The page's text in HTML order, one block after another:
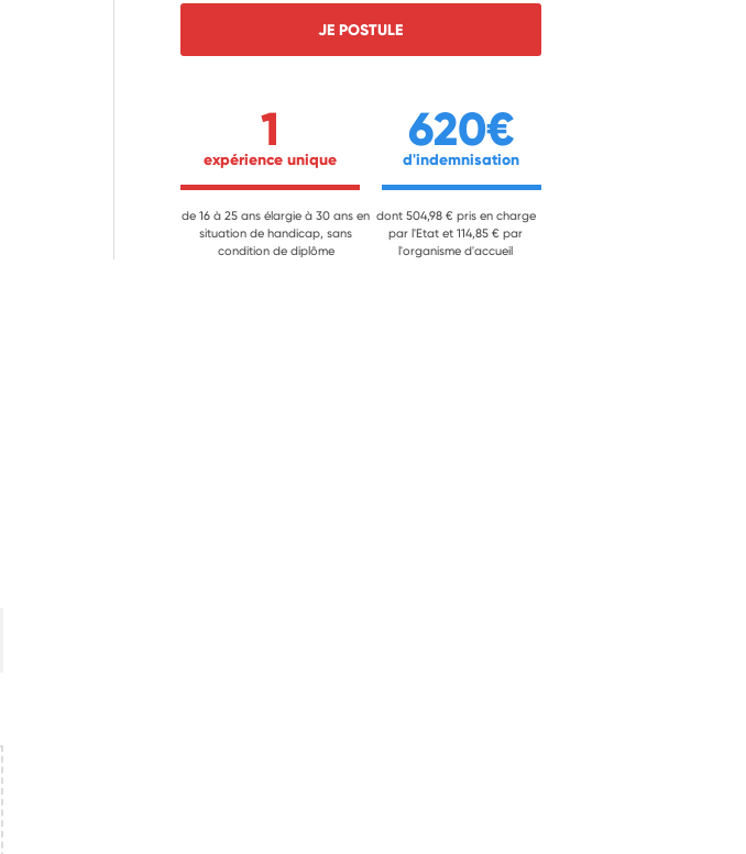
JE POSTULE
1
expérience unique
de 16 à 25 ans élargie à 30 ans en
situation de handicap, sans
condition de diplôme
620€
d'indemnisation
dont 504,98 € pris en charge
par l'Etat et 114,85 € par
l'organisme d'accueil